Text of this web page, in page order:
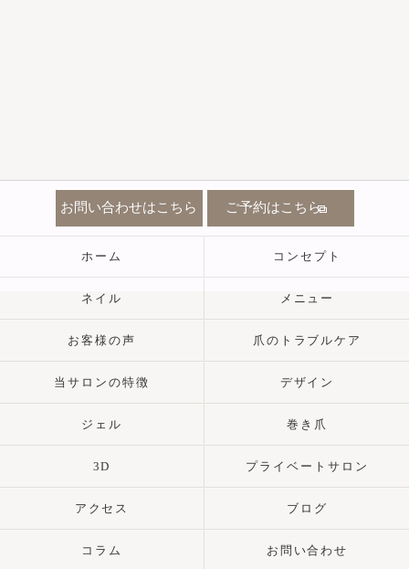
お問い合わせはこちら ご予約はこちら
ホーム コンセプト
ネイル メニュー
お客様の声 爪のトラブルケア
当サロンの特徴 デザイン
ジェル 巻き爪
3D プライベートサロン
アクセス ブログ
コラム お問い合わせ